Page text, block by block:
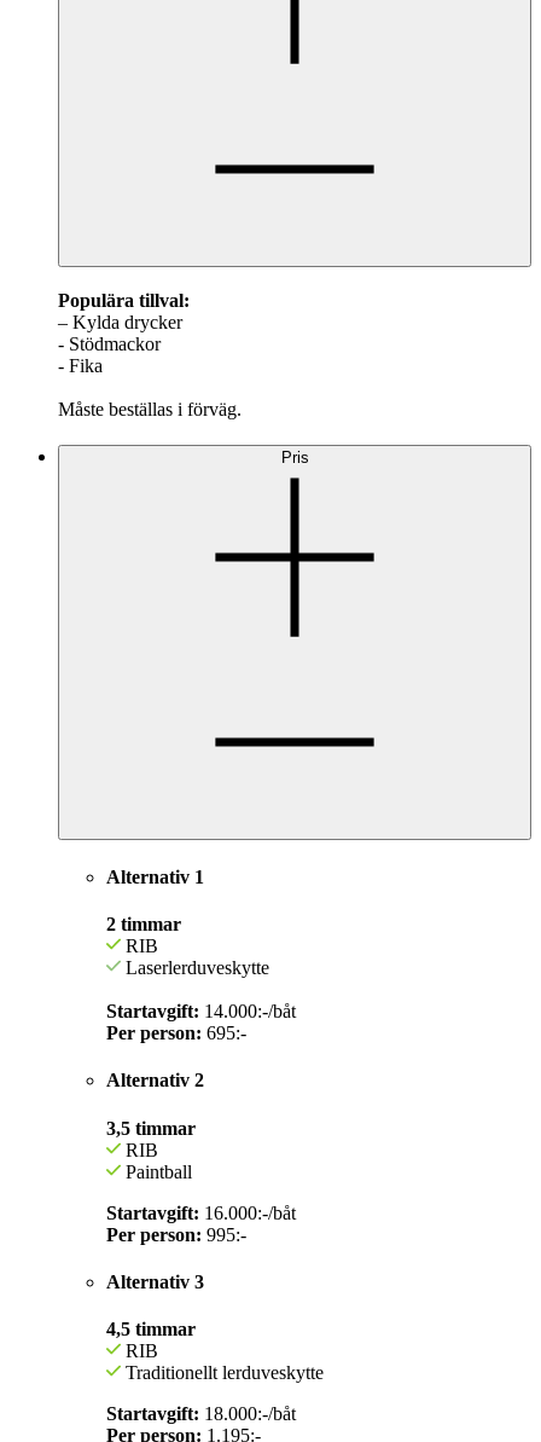
Populära tillval:
– Kylda drycker
- Stödmackor
- Fika
Måste beställas i förväg.
Pris
Alternativ 1
2 timmar
RIB
Laserlerduveskytte
Startavgift: 14.000:-/båt
Per person: 695:-
Alternativ 2
3,5 timmar
RIB
Paintball
Startavgift: 16.000:-/båt
Per person: 995:-
Alternativ 3
4,5 timmar
RIB
Traditionellt lerduveskytte
Startavgift: 18.000:-/båt
Per person: 1.195:-